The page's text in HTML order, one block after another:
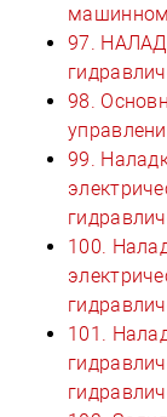
машинном
97.
98.
99.
100.
101.